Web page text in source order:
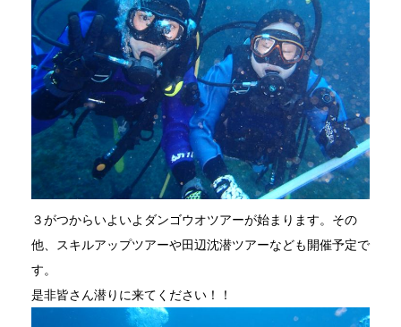
３がつからいよいよダンゴウオツアーが始まります。その
他、スキルアップツアーや田辺沈潜ツアーなども開催予定で
す。
是非皆さん潜りに来てください！！